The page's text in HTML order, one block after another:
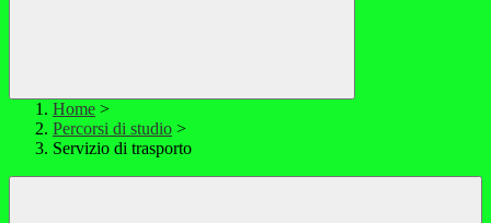
Home >
Percorsi di studio >
Servizio di trasporto